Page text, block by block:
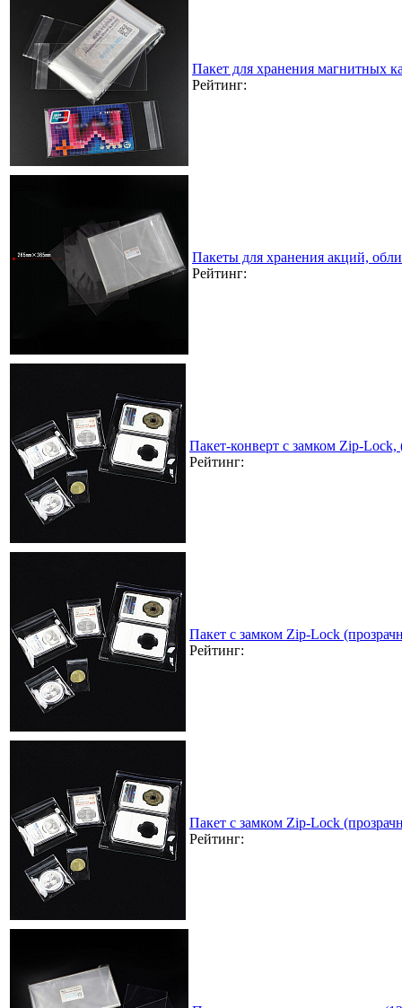
Пакет для хранения магнитных
Рейтинг:
Пакеты для хранения акций,
Рейтинг:
Пакет-конверт с замком Zip-
Рейтинг:
Пакет с замком Zip-Lock
Рейтинг:
Пакет с замком Zip-Lock
Рейтинг: